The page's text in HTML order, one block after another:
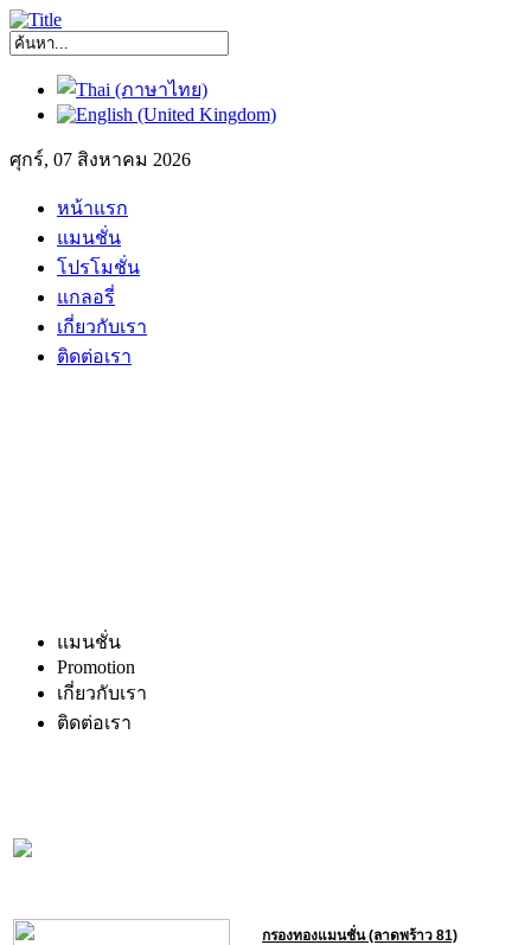
ศุกร์, 07 สิงหาคม 2026
หน้าแรก
แมนชั่น
โปรโมชั่น
แกลอรี่
เกี่ยวกับเรา
ติดต่อเรา
แมนชั่น
Promotion
เกี่ยวกับเรา
ติดต่อเรา
กรองทองแมนชั่น (ลาดพร้าว 81)